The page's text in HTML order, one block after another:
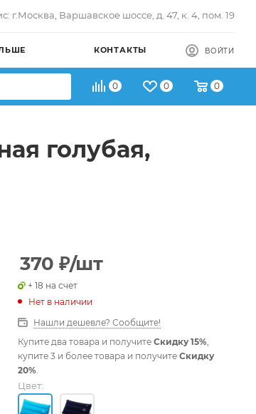
г.Москва, Варшавское шоссе, д. 47, к. 4, пом. 19
КОНТАКТЫ ВОЙТИ
0 0 0
голубая,
370 ₽/шт
+ 18 на счет
Нет в наличии
Нашли дешевле? Сообщите!
Купите два товара и получите Скидку 15%
купите 3 и более товара и получите Скидку
20%
Цвет: